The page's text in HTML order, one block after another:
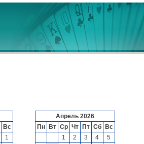
Вс
1
Апрель 2026
Пн
Вт Ср Чт Пт Сб
Вс
1
2 3 4
5